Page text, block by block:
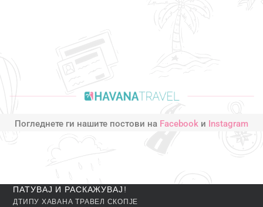
Погледнете ги нашите постови на Facebook и Instagram
ПАТУВАЈ И РАСКАЖУВАЈ!
ДТИПУ ХАВАНА ТРАВЕЛ СКОПЈЕ